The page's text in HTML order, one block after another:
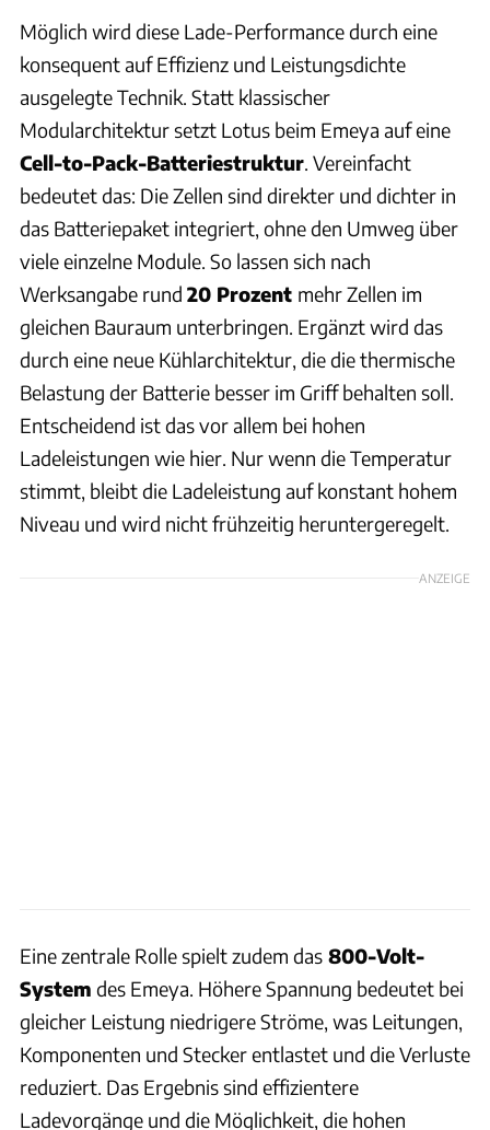
Möglich wird diese Lade-Performance durch eine
konsequent auf Effizienz und Leistungsdichte
ausgelegte Technik. Statt klassischer
Modularchitektur setzt Lotus beim Emeya auf eine
Cell-to-Pack-Batteriestruktur. Vereinfacht
bedeutet das: Die Zellen sind direkter und dichter in
das Batteriepaket integriert, ohne den Umweg über
viele einzelne Module. So lassen sich nach
Werksangabe rund 20 Prozent mehr Zellen im
gleichen Bauraum unterbringen. Ergänzt wird das
durch eine neue Kühlarchitektur, die die thermische
Belastung der Batterie besser im Griff behalten soll.
Entscheidend ist das vor allem bei hohen
Ladeleistungen wie hier. Nur wenn die Temperatur
stimmt, bleibt die Ladeleistung auf konstant hohem
Niveau und wird nicht frühzeitig heruntergeregelt.
ANZEIGE
Eine zentrale Rolle spielt zudem das 800-Volt-
System des Emeya. Höhere Spannung bedeutet bei
gleicher Leistung niedrigere Ströme, was Leitungen,
Komponenten und Stecker entlastet und die Verluste
reduziert. Das Ergebnis sind effizientere
Ladevorgänge und die Möglichkeit, die hohen